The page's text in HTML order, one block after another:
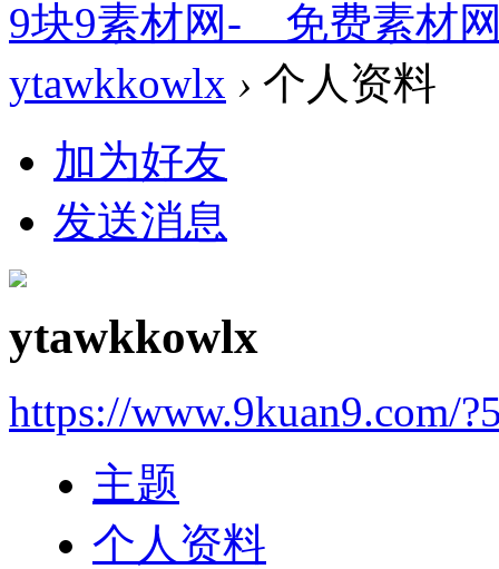
9块9素材网-＿免费素材
ytawkkowlx › 个人资料
加为好友
发送消息
ytawkkowlx
https://www.9kuan9.com/
主题
个人资料